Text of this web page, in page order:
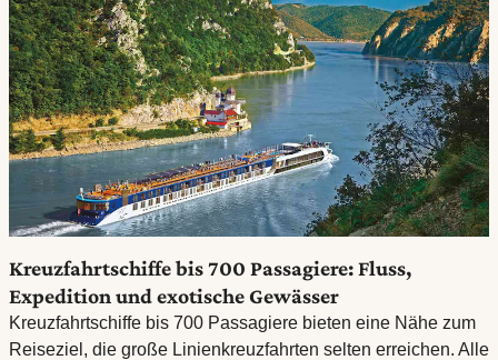
Kreuzfahrtschiffe bis 700 Passagiere: Fluss,
Expedition und exotische Gewässer
Kreuzfahrtschiffe bis 700 Passagiere bieten eine Nähe zum
Reiseziel, die große Linienkreuzfahrten selten erreichen. Alle